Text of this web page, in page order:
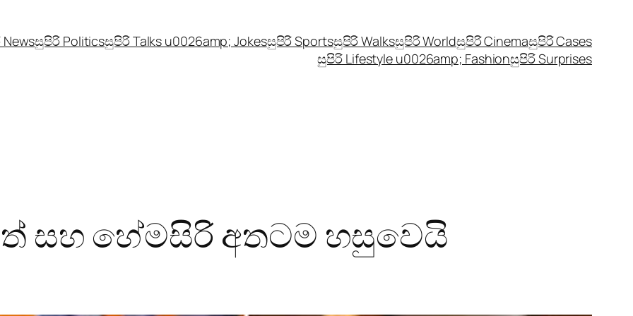
සුපිරි Politicsසුපිරි Talks u0026amp; Jokesසුපිරි Sportsසුපිරි Walksසුපිරි Worldසුපිරි Cinemaසුපිරි Cases
සුපිරි Lifestyle u0026amp; Fashionසුපිරි Surprises
සහ හේමසිරි අතටම හසුවෙයි